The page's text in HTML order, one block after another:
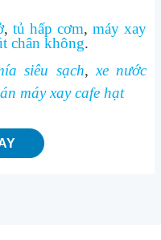
, tủ hấp cơm, máy xay
chân không.
siêu sạch, xe nước
máy xay cafe hạt